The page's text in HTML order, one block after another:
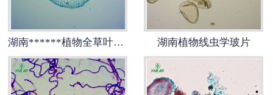
湖南******植物全草叶横切 湖南植物线虫学玻片